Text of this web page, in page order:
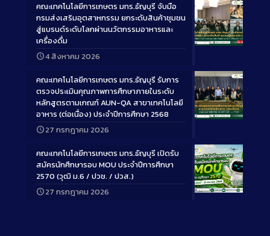
Long
คณะเทคโนโลยีการเกษตร มทร.ธัญบุรี จับมือ
กรมส่งเสริมอุตสาหกรรม ยกระดับสินค้าชุมชน
สู่แบรนด์ระดับโลกผ่านนวัตกรรมอาหารและ
เครื่องดื่ม
4 สิงหาคม 2026
Long
คณะเทคโนโลยีการเกษตร มทร.ธัญบุรี รับการ
ตรวจประเมินคุณภาพการศึกษาภายในระดับ
หลักสูตรตามเกณฑ์ AUN-QA สาขาเทคโนโลยี
อาหาร (ต่อเนื่อง) ประจำปีการศึกษา 2568
27 กรกฎาคม 2026
Long
คณะเทคโนโลยีการเกษตร มทร.ธัญบุรี เปิดรับ
สมัครนักศึกษารอบ MOU ประจำปีการศึกษา
2570 (วุฒิ ม.6 / ปวช. / ปวส.)
27 กรกฎาคม 2026